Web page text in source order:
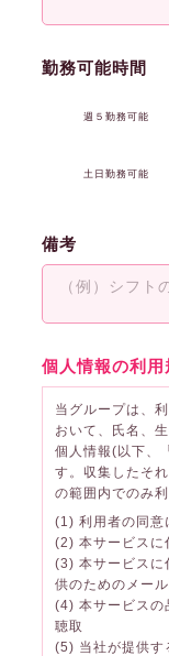
勤務可能時間
週５勤務可能
土日勤務可能
備考
個人情報の利用
当グループは、
おいて、氏名、
個人情報(以下、
す。収集したそ
の範囲内でのみ利
(1) 利用者の同意
(2) 本サービスに
(3) 本サービスに
供のためのメー
(4) 本サービスの
聴取
(5) 当社が提供す